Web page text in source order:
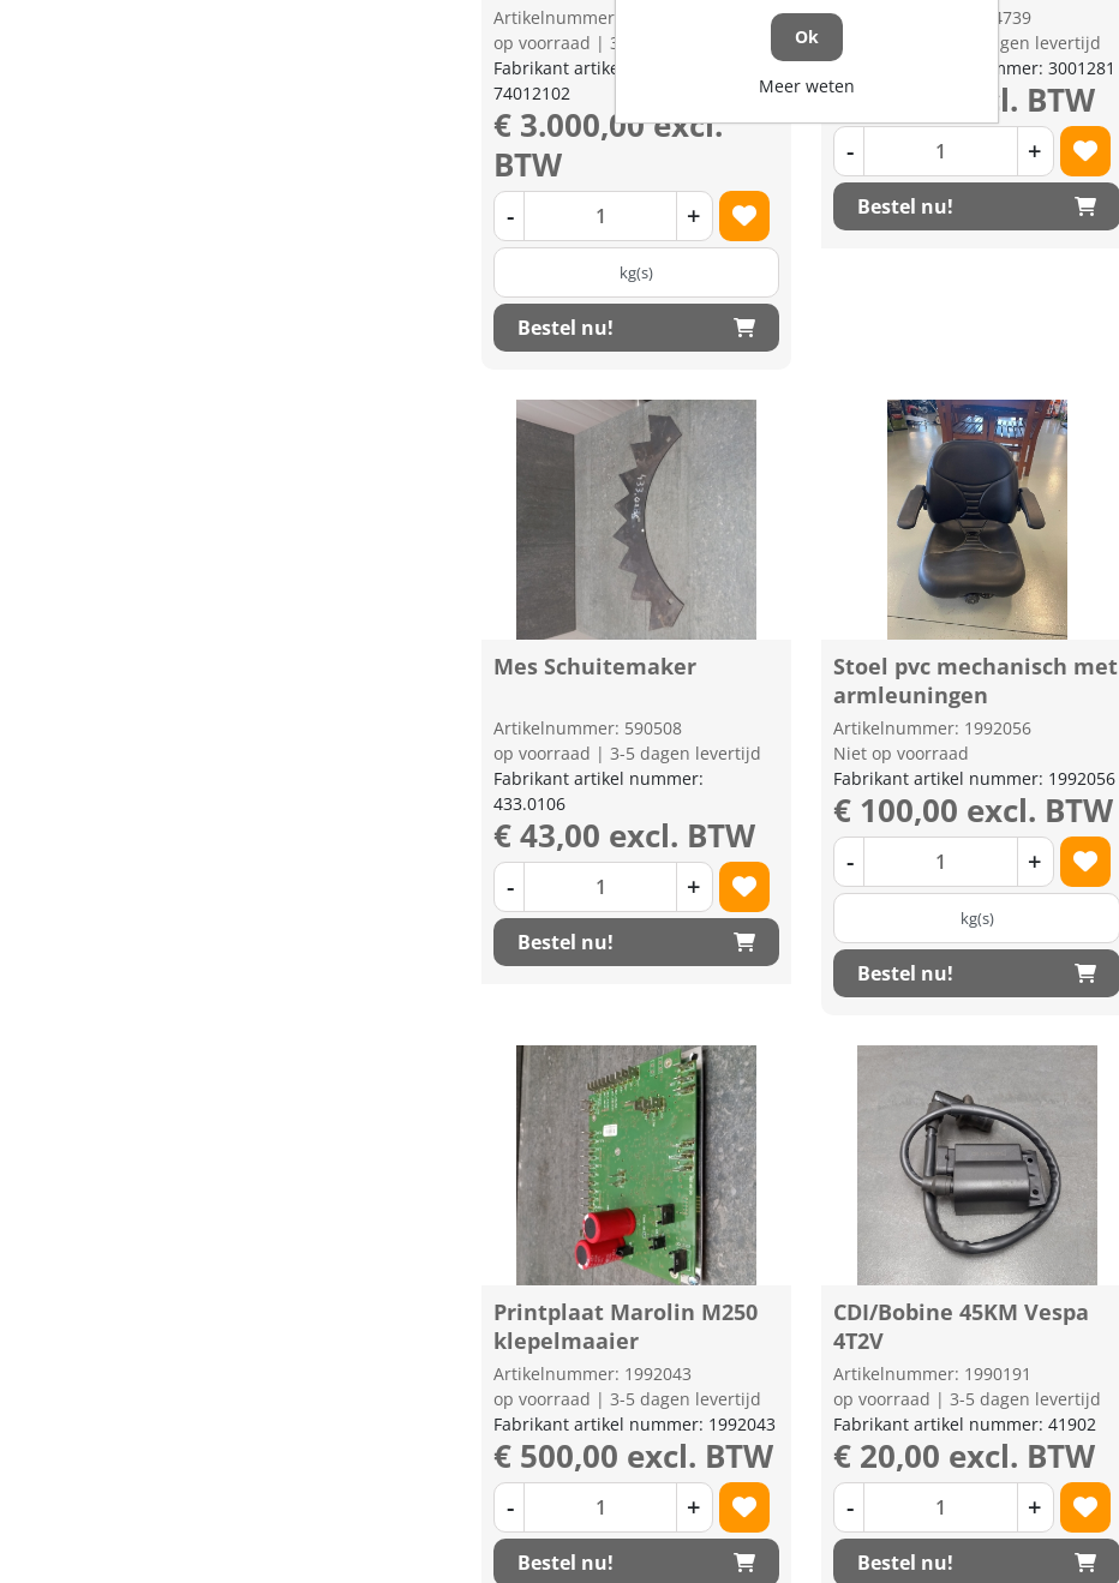
Artikelnummer: 1982422
op voorraad | 3-5 dagen levertijd
Fabrikant artikel nummer:
74012102
€ 3.000,00 excl.
BTW
- +
kg(s)
Bestel nu!
Artikelnummer: 1994739
op voorraad | 3-5 dagen levertijd
Fabrikant artikel nummer: 3001281
€ 45,00 excl. BTW
- +
Bestel nu!
Mes Schuitemaker
Artikelnummer: 590508
op voorraad | 3-5 dagen levertijd
Fabrikant artikel nummer:
433.0106
€ 43,00 excl. BTW
- +
Bestel nu!
Stoel pvc mechanisch met
armleuningen
Artikelnummer: 1992056
Niet op voorraad
Fabrikant artikel nummer: 1992056
€ 100,00 excl. BTW
- +
kg(s)
Bestel nu!
Printplaat Marolin M250
klepelmaaier
Artikelnummer: 1992043
op voorraad | 3-5 dagen levertijd
Fabrikant artikel nummer: 1992043
€ 500,00 excl. BTW
- +
Bestel nu!
CDI/Bobine 45KM Vespa
4T2V
Artikelnummer: 1990191
op voorraad | 3-5 dagen levertijd
Fabrikant artikel nummer: 41902
€ 20,00 excl. BTW
- +
Bestel nu!
Ok
Meer weten